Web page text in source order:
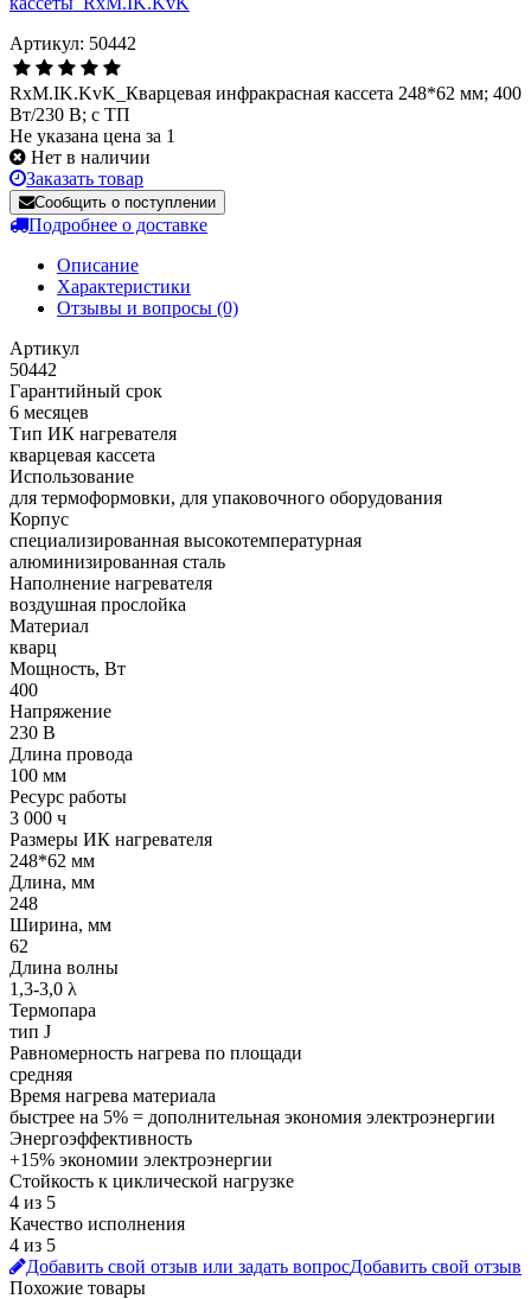
Артикул: 50442
RxM.IK.KvK_Кварцевая инфракрасная кассета 248*62 мм; 400
Вт/230 В; с ТП
Не указана цена за 1
Нет в наличии
Заказать товар
Сообщить о поступлении
Подробнее о доставке
Описание
Характеристики
Отзывы и вопросы (0)
Артикул
50442
Гарантийный срок
6 месяцев
Тип ИК нагревателя
кварцевая кассета
Использование
для термоформовки, для упаковочного оборудования
Корпус
cпециализированная высокотемпературная
алюминизированная сталь
Наполнение нагревателя
воздушная прослойка
Материал
кварц
Мощность, Вт
400
Напряжение
230 В
Длина провода
100 мм
Ресурс работы
3 000 ч
Размеры ИК нагревателя
248*62 мм
Длина, мм
248
Ширина, мм
62
Длина волны
1,3-3,0 λ
Термопара
тип J
Равномерность нагрева по площади
средняя
Время нагрева материала
быстрее на 5% = дополнительная экономия электроэнергии
Энергоэффективность
+15% экономии электроэнергии
Стойкость к циклической нагрузке
4 из 5
Качество исполнения
4 из 5
Добавить свой отзыв или задать вопросДобавить свой отзыв
Похожие товары